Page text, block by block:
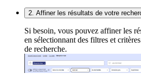
2. Affiner les résultats de votre
Si besoin, vous pouvez affiner les
en sélectionnant des filtres et
de recherche.